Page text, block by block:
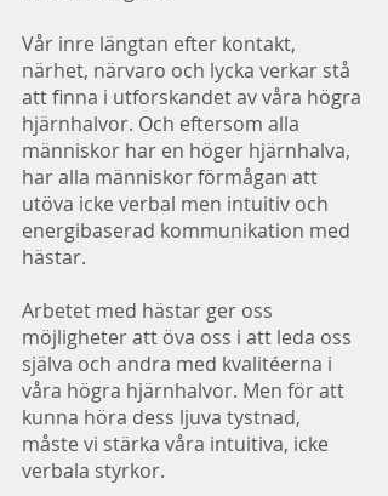
Vår inre längtan efter kontakt,
närhet, närvaro och lycka verkar stå
att finna i utforskandet av våra högra
hjärnhalvor. Och eftersom alla
människor har en höger hjärnhalva,
har alla människor förmågan att
utöva icke verbal men intuitiv och
energibaserad kommunikation med
hästar.
Arbetet med hästar ger oss
möjligheter att öva oss i att leda oss
själva och andra med kvalitéerna i
våra högra hjärnhalvor. Men för att
kunna höra dess ljuva tystnad,
måste vi stärka våra intuitiva, icke
verbala styrkor.